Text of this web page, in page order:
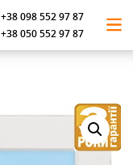
+38 098 552 97 87
+38 050 552 97 87